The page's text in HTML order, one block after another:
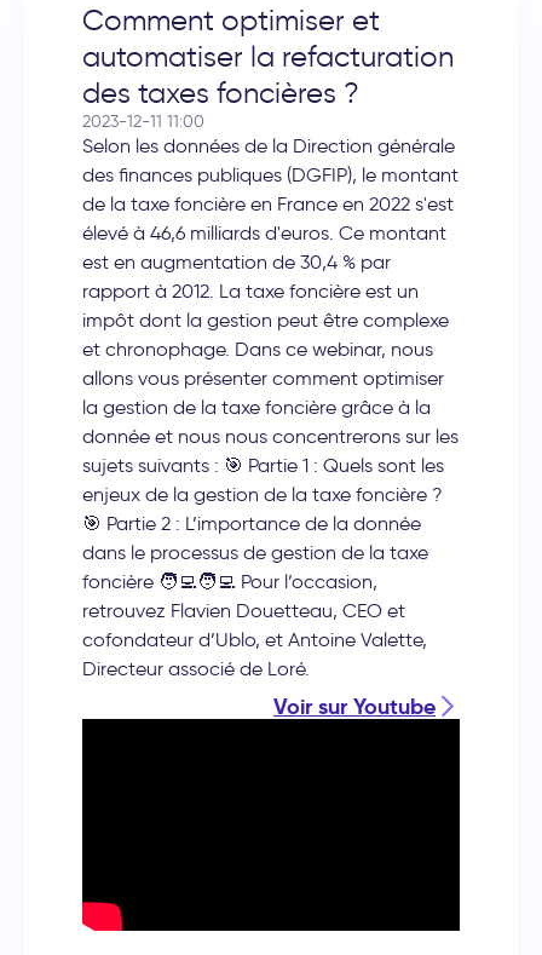
Comment optimiser et
automatiser la refacturation
des taxes foncières ?
2023-12-11 11:00
Selon les données de la Direction générale
des finances publiques (DGFIP), le montant
de la taxe foncière en France en 2022 s'est
élevé à 46,6 milliards d'euros. Ce montant
est en augmentation de 30,4 % par
rapport à 2012. La taxe foncière est un
impôt dont la gestion peut être complexe
et chronophage. Dans ce webinar, nous
allons vous présenter comment optimiser
la gestion de la taxe foncière grâce à la
donnée et nous nous concentrerons sur les
sujets suivants : 🎯 Partie 1 : Quels sont les
enjeux de la gestion de la taxe foncière ?
🎯 Partie 2 : L’importance de la donnée
dans le processus de gestion de la taxe
foncière 🧑‍💻🧑‍💻 Pour l’occasion,
retrouvez Flavien Douetteau, CEO et
cofondateur d’Ublo, et Antoine Valette,
Directeur associé de Loré.
Voir sur Youtube